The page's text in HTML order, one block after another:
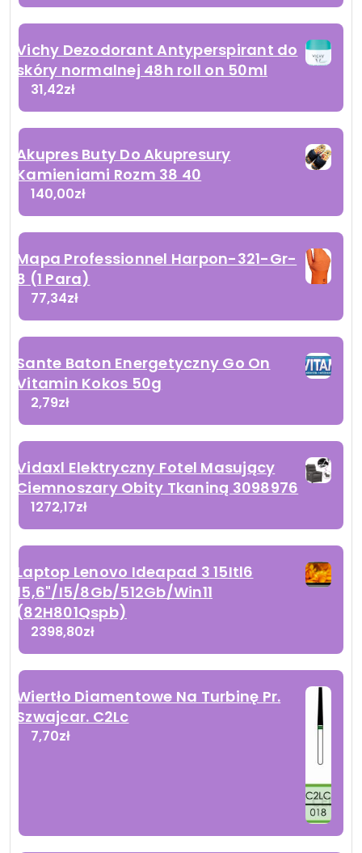
Vichy Dezodorant Antyperspirant do
skóry normalnej 48h roll on 50ml
31,42zł
Akupres Buty Do Akupresury
Kamieniami Rozm 38 40
140,00zł
Mapa Professionnel Harpon-321-Gr-
8 (1 Para)
77,34zł
Sante Baton Energetyczny Go On
Vitamin Kokos 50g
2,79zł
Vidaxl Elektryczny Fotel Masujący
Ciemnoszary Obity Tkaniną 3098976
1272,17zł
Laptop Lenovo Ideapad 3 15Itl6
15,6"/I5/8Gb/512Gb/Win11
(82H801Qspb)
2398,80zł
Wiertło Diamentowe Na Turbinę Pr.
Szwajcar. C2Lc
7,70zł